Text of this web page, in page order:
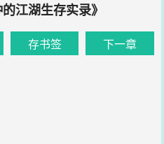
江湖生存实录》
存书签 下一章